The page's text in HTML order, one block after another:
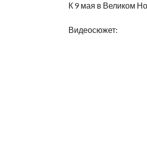
К 9 мая в Великом
Видеосюжет: